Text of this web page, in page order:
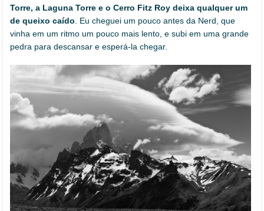
Torre, a Laguna Torre e o Cerro Fitz Roy deixa qualquer um
de queixo caído . Eu cheguei um pouco antes da Nerd, que
vinha em um ritmo um pouco mais lento, e subi em uma grande
pedra para descansar e esperá-la chegar.